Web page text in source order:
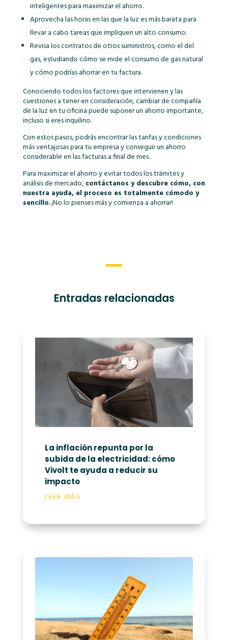
inteligentes para maximizar el ahorro.
Aprovecha las horas en las que la luz es más barata para
llevar a cabo tareas que impliquen un alto consumo.
Revisa los contratos de otros suministros, como el del
gas, estudiando cómo se mide el consumo de gas natural
y cómo podrías ahorrar en tu factura.
Conociendo todos los factores que intervienen y las
cuestiones a tener en consideración, cambiar de compañía
de la luz en tu oficina puede suponer un ahorro importante,
incluso si eres inquilino.
Con estos pasos, podrás encontrar las tarifas y condiciones
más ventajosas para tu empresa y conseguir un ahorro
considerable en las facturas a final de mes.
Para maximizar el ahorro y evitar todos los trámites y
análisis de mercado,contáctanos y descubre cómo, con
nuestra ayuda, el proceso es totalmente cómodo y
sencillo. ¡No lo pienses más y comienza a ahorrar!
Entradas relacionadas
La inflación repunta por la
subida de la electricidad: cómo
Vivolt te ayuda a reducir su
impacto
LEER MÁS